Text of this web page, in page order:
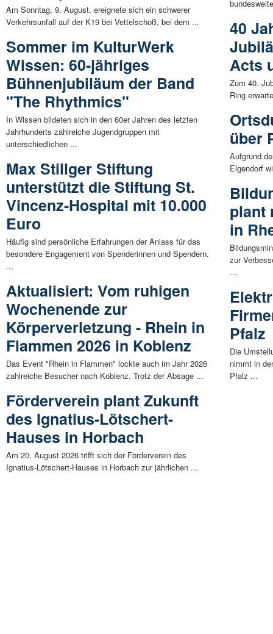
Am Sonntag, 9. August, ereignete sich ein schwerer
Verkehrsunfall auf der K19 bei Vettelschoß, bei dem ...
Sommer im KulturWerk
Wissen: 60-jähriges
Bühnenjubiläum der Band
"The Rhythmics"
In Wissen bildeten sich in den 60er Jahren des letzten
Jahrhunderts zahlreiche Jugendgruppen mit
unterschiedlichen ...
Max Stillger Stiftung
unterstützt die Stiftung St.
Vincenz-Hospital mit 10.000
Euro
Häufig sind persönliche Erfahrungen der Anlass für das
besondere Engagement von Spenderinnen und Spendern.
...
Aktualisiert: Vom ruhigen
Wochenende zur
Körperverletzung - Rhein in
Flammen 2026 in Koblenz
Das Event "Rhein in Flammen" lockte auch im Jahr 2026
zahlreiche Besucher nach Koblenz. Trotz der Absage ...
Förderverein plant Zukunft
des Ignatius-Lötschert-
Hauses in Horbach
Am 20. August 2026 trifft sich der Förderverein des
Ignatius-Lötschert-Hauses in Horbach zur jährlichen ...
40
Acts
Zum 40.
Ring
über
Aufgrund
Elgendorf
plant
in
zur
...
Pfalz
Die
nimmt in
Pfalz ...